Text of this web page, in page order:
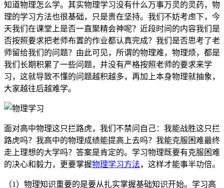
知道物理怎么学。其实物理学习没有什么万事万灵的灵药，物
理的学习方法也很基础，只是贵在坚持。我们不妨考虑下，今
天我们在课堂上是否一直聚精会神呢？近段时间的内容我们是
否按照要求把老师布置的作业都认真完成？我们是否思考了老
师留给我们的问题？由此可见，所谓的物理难，物理烦，都是
我们长期积累了一些问题，并没有严格按照老师的要求来学
习，这就导致不懂的问题越积越多，再加上本身物理就抽象，
大家越往后越难学。
面对高中物理这只拦路虎，我们不禁问自己：我能战胜这只拦
路虎吗？我高中的物理成绩能提高上去吗？我能克服困难最终
走上理想的大学吗？答案是肯定的。学习物理既要有克服困难
的决心和毅力，更要掌握物理学习方法，这样才能事半功倍。
（1）物理知识重要的是要从扎实掌握基础知识开始。学习高